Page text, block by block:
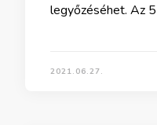
legyőzéséhet. Az
2021.06.27.